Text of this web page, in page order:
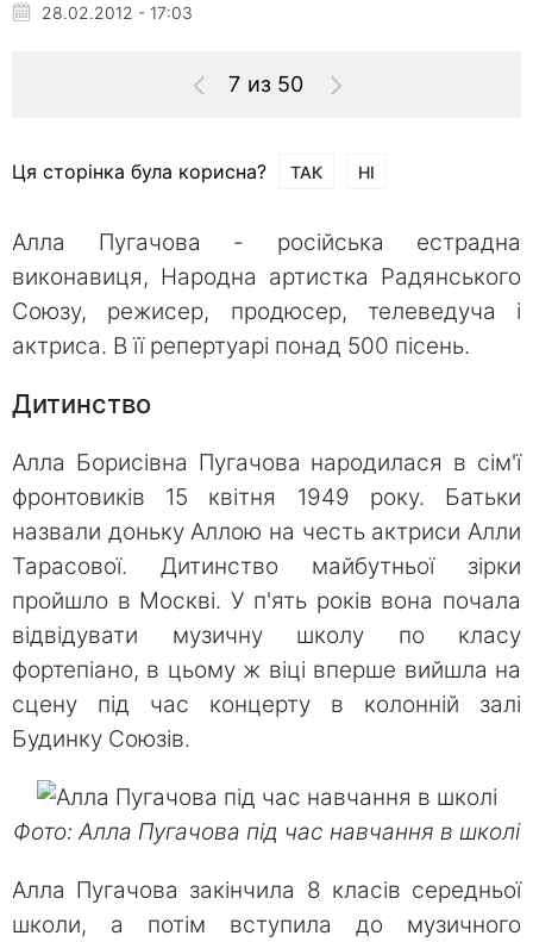
28.02.2012 - 17:03
7 из 50
Ця сторінка була корисна? ТАК НІ
Алла Пугачова - російська естрадна
виконавиця, Народна артистка Радянського
Союзу, режисер, продюсер, телеведуча і
актриса. В її репертуарі понад 500 пісень.
Дитинство
Алла Борисівна Пугачова народилася в сім'ї
фронтовиків 15 квітня 1949 року. Батьки
назвали доньку Аллою на честь актриси Алли
Тарасової. Дитинство майбутньої зірки
пройшло в Москві. У п'ять років вона почала
відвідувати музичну школу по класу
фортепіано, в цьому ж віці вперше вийшла на
сцену під час концерту в колонній залі
Будинку Союзів.
Фото: Алла Пугачова під час навчання в школі
Алла Пугачова закінчила 8 класів середньої
школи, а потім вступила до музичного